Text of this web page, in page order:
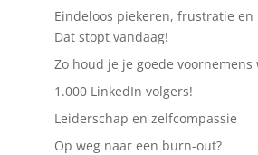
Eindeloos piekeren, frustratie en
Dat stopt vandaag!
Zo houd je je goede voornemens
1.000 LinkedIn volgers!
Leiderschap en zelfcompassie
Op weg naar een burn-out?